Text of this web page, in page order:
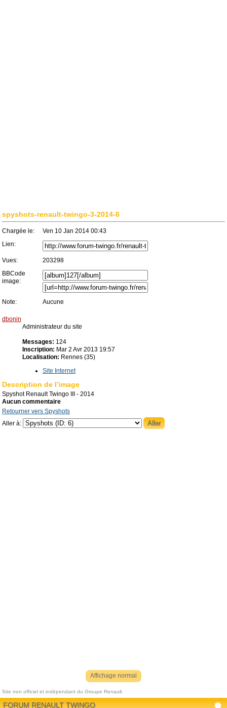
spyshots-renault-twingo-3-2014-6
Chargée le:
Ven 10 Jan 2014 00:43
Lien:
Vues:
203298
BBCode
image:
Note: Aucune
dbonin
Administrateur du site
Messages: 124
Inscription: Mar 2 Avr 2013 19:57
Localisation: Rennes (35)
Site Internet
Description de l’image
Spyshot Renault Twingo III - 2014
Aucun commentaire
Retourner vers Spyshots
Aller à:
Affichage normal
Site non officiel et indépendant du Groupe Renault
Référenceur| phpBB |Référencement|Contact
FORUM RENAULT TWINGO